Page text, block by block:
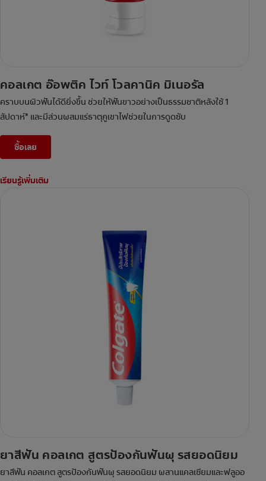
คอลเกต อ๊อพติค ไวท์ โวลคานิค มิเนอรัล
คราบบนผิวฟันได้ดียิ่งขึ้น ช่วยให้ฟันขาวอย่างเป็นธรรมชาติหลังใช้ 1
สัปดาห์* และมีส่วนผสมแร่ธาตุภูเขาไฟช่วยในการดูดซับ
ซื้อเลย
เรียนรู้เพิ่มเติม
ยาสีฟัน คอลเกต สูตรป้องกันฟันผุ รสยอดนิยม
ยาสีฟัน คอลเกต สูตรป้องกันฟันผุ รสยอดนิยม ผสานแคลเซียมและฟลูออ